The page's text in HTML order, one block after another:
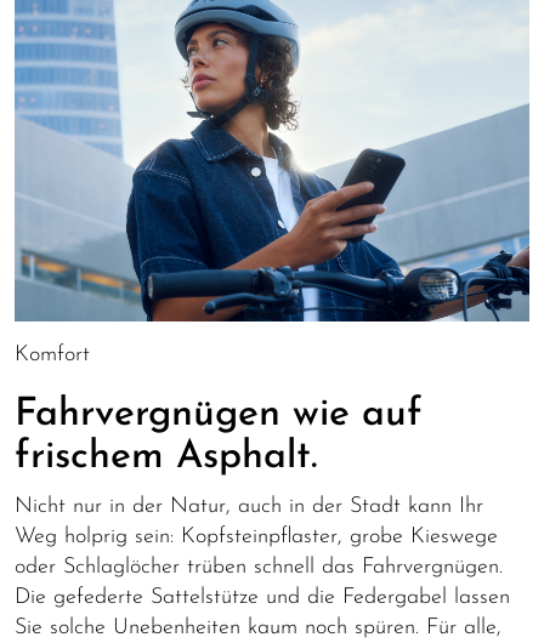
Komfort
Fahrvergnügen wie auf
frischem Asphalt.
Nicht nur in der Natur, auch in der Stadt kann Ihr
Weg holprig sein: Kopfsteinpflaster, grobe Kieswege
oder Schlaglöcher trüben schnell das Fahrvergnügen.
Die gefederte Sattelstütze und die Federgabel lassen
Sie solche Unebenheiten kaum noch spüren. Für alle,